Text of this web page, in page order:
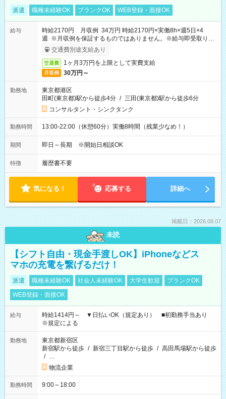
派遣 職種未経験OK ブランクOK WEB登録・面接OK
給与
時給2170円 月収例 34万円 時給2170円×実働8h×週5日×4
週 ※月収例を保証するものではありません。※給与即受取りサ
ービス利用可（利用条件有）
交通費別途支給あり
交通費 1ヶ月3万円を上限として実費支給
月収例 30万円～
勤務地
東京都港区
田町(東京都)駅から徒歩4分 / 三田(東京都)駅から徒歩6分
コンサルタント・シンクタンク
勤務時間 13:00-22:00（休憩60分）実働8時間（残業少なめ！）
期間 即日～長期 ※開始日相談OK
特徴 履歴書不要
気になる！ 応募する 詳細へ
掲載日：2026.08.07
未読
【シフト自由・現金手渡しOK】iPhoneなどス
マホの充電を繋げるだけ！
派遣 職種未経験OK 社会人未経験OK 大学生歓迎
ブランクOK
WEB登録・面接OK
給与
時給1414円～ ▼日払いOK（規定あり） ■初勤務手当あり
※規定による
勤務地
東京都新宿区
新宿駅から徒歩 / 新宿三丁目駅から徒歩 / 高田馬場駅から徒歩
/ …
物流企業
勤務時間 9:00～18:00